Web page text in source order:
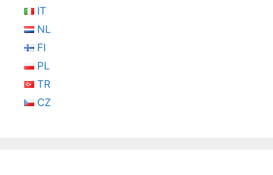
IT
NL
FI
PL
TR
CZ